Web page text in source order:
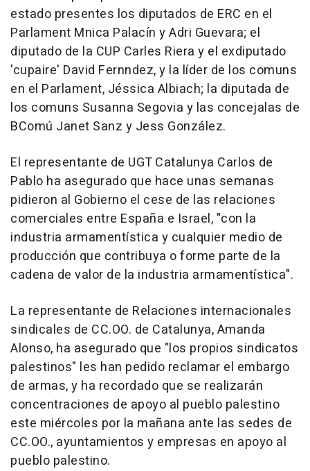
estado presentes los diputados de ERC en el
Parlament Mnica Palacín y Adri Guevara; el
diputado de la CUP Carles Riera y el exdiputado
'cupaire' David Fernndez, y la líder de los comuns
en el Parlament, Jéssica Albiach; la diputada de
los comuns Susanna Segovia y las concejalas de
BComú Janet Sanz y Jess González.
El representante de UGT Catalunya Carlos de
Pablo ha asegurado que hace unas semanas
pidieron al Gobierno el cese de las relaciones
comerciales entre España e Israel, "con la
industria armamentística y cualquier medio de
producción que contribuya o forme parte de la
cadena de valor de la industria armamentística".
La representante de Relaciones internacionales
sindicales de CC.OO. de Catalunya, Amanda
Alonso, ha asegurado que "los propios sindicatos
palestinos" les han pedido reclamar el embargo
de armas, y ha recordado que se realizarán
concentraciones de apoyo al pueblo palestino
este miércoles por la mañana ante las sedes de
CC.OO., ayuntamientos y empresas en apoyo al
pueblo palestino.